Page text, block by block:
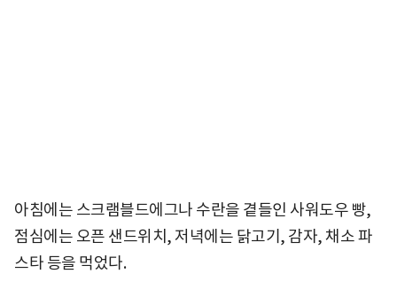
아침에는 스크램블드에그나 수란을 곁들인 사워도우 빵,
점심에는 오픈 샌드위치, 저녁에는 닭고기, 감자, 채소 파
스타 등을 먹었다.